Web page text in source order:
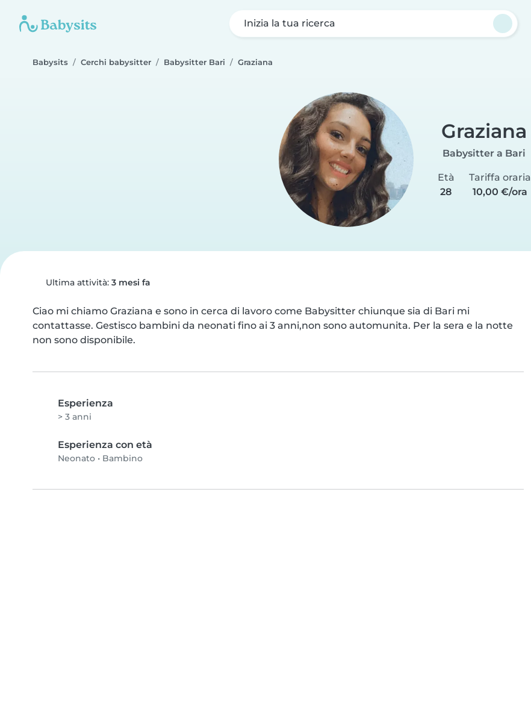
Inizia la tua ricerca
Babysits Cerchi babysitter Babysitter Bari Graziana
Graziana
Babysitter a Bari
Età
28
Tariffa oraria
10,00 €/ora
Ultima attività: 3 mesi fa
Ciao mi chiamo Graziana e sono in cerca di lavoro come Babysitter chiunque sia di Bari mi
contattasse. Gestisco bambini da neonati fino ai 3 anni,non sono automunita. Per la sera e la notte
non sono disponibile.
Esperienza
> 3 anni
Esperienza con età
Neonato • Bambino